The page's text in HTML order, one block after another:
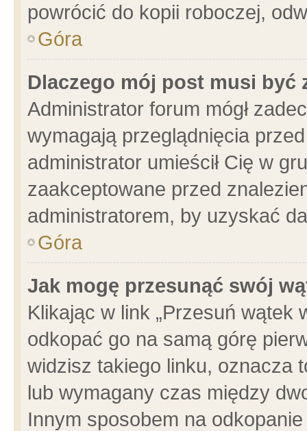
powrócić do kopii roboczej,
Góra
Dlaczego mój post musi być
Administrator forum mógł
wymagają przeglądnięcia
administrator umieścił Cię w
zaakceptowane przed
administratorem, by uzyskać
Góra
Jak mogę przesunąć swój
Klikając w link „Przesuń wątek
odkopać go na samą górę
widzisz takiego linku, oznacza
lub wymagany czas między
Innym sposobem na